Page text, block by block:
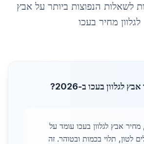
לשאלות הנפוצות ביותר עלאבץ
לגלוון מחיר בעכו
לגלוון בעכו ב-2026?
2026, מחיר אבץ לגלוון בעכו עומד על
שקלים לטון, תלוי בכמות ובטוהר. זה